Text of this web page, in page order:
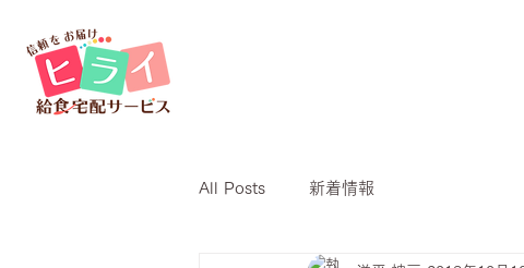
All Posts 新着情報